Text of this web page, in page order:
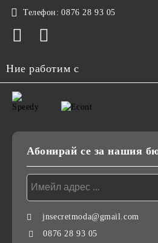
Телефон: 0876 28 93 05
Ние работим с
Абонирай се за нашия
jnsecretmoda@gmail.com
0876 28 93 05